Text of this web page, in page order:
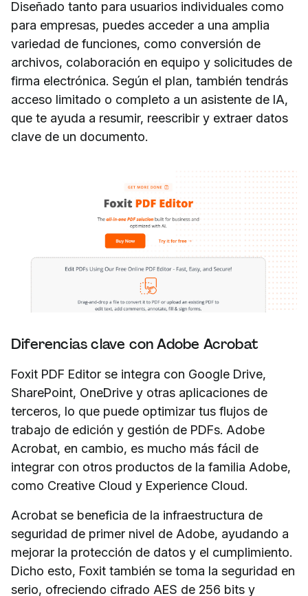
Diseñado tanto para usuarios individuales como
para empresas, puedes acceder a una amplia
variedad de funciones, como conversión de
archivos, colaboración en equipo y solicitudes de
firma electrónica. Según el plan, también tendrás
acceso limitado o completo a un asistente de IA,
que te ayuda a resumir, reescribir y extraer datos
clave de un documento.
Diferencias clave con Adobe Acrobat
Foxit PDF Editor se integra con Google Drive,
SharePoint, OneDrive y otras aplicaciones de
terceros, lo que puede optimizar tus flujos de
trabajo de edición y gestión de PDFs. Adobe
Acrobat, en cambio, es mucho más fácil de
integrar con otros productos de la familia Adobe,
como Creative Cloud y Experience Cloud.
Acrobat se beneficia de la infraestructura de
seguridad de primer nivel de Adobe, ayudando a
mejorar la protección de datos y el cumplimiento.
Dicho esto, Foxit también se toma la seguridad en
serio, ofreciendo cifrado AES de 256 bits y